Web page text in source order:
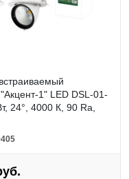
1" LED DSL-01-
24°, 4000 К, 90 Ra,